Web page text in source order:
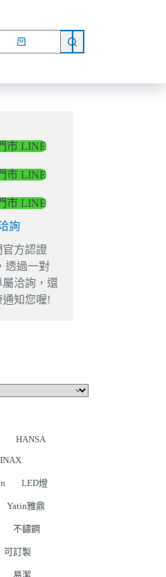
網路商店
市 LINE
市 LINE
市 LINE
詢
方認證
透過一對
洽詢，還
通知您喔!
HANSA
INAX
LED燈
Yatin雅鼎
不鏽鋼
可訂製
易潔